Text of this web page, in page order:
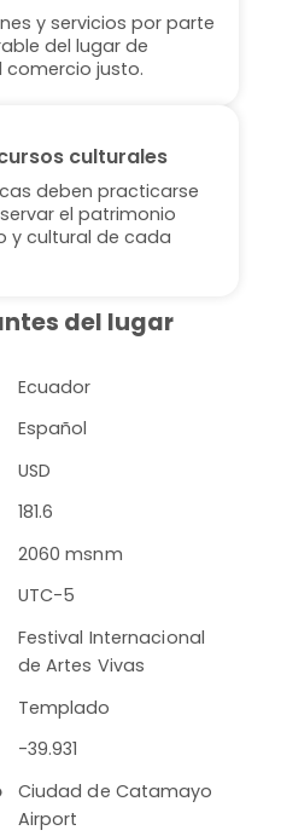
y servicios por parte
del lugar de
comercio justo.
culturales
deben practicarse
el patrimonio
y cultural de cada
del lugar
Ecuador
Español
USD
181.6
2060 msnm
UTC-5
Festival Internacional
de Artes Vivas
Templado
-39.931
Ciudad de Catamayo
Airport